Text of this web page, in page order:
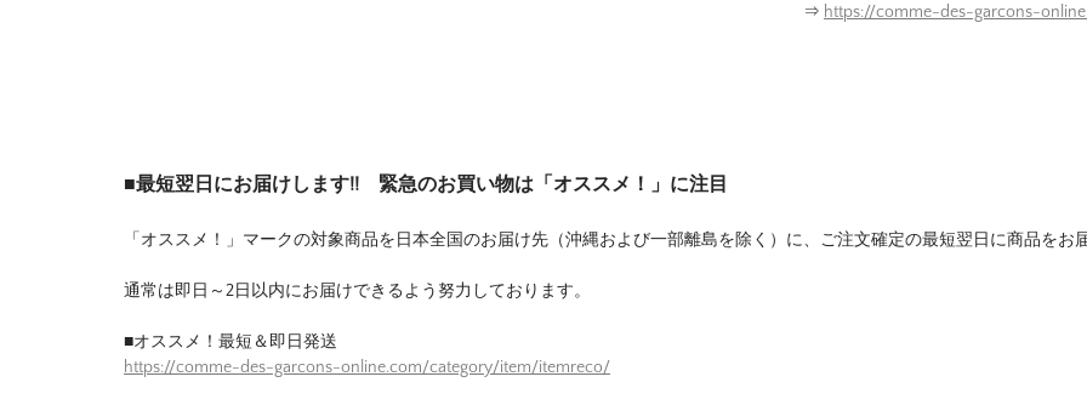
⇒ https://comme-des-garcons-
■最短翌日にお届けします!! 緊急のお買い物は「オススメ！」に注目
「オススメ！」マークの対象商品を日本全国のお届け先（沖縄および一部離島を除く）に、ご注文確定の最短翌日に商品をお
通常は即日～2日以内にお届けできるよう努力しております。
■オススメ！最短＆即日発送
https://comme-des-garcons-online.com/category/item/itemreco/